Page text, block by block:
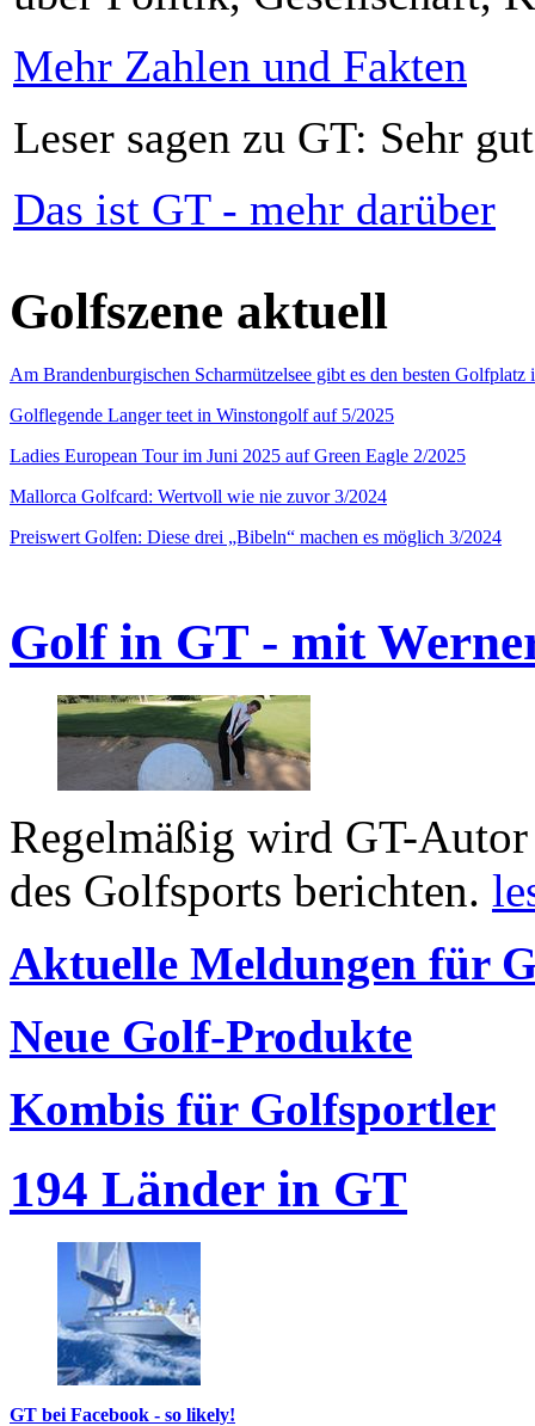
Mehr Zahlen und Fakten
Leser sagen zu GT: Sehr
Das ist GT - mehr darüber
Golfszene aktuell
Am Brandenburgischen Scharmützelsee gibt es den besten
Golflegende Langer teet in Winstongolf auf 5/2025
Ladies European Tour im Juni 2025 auf Green Eagle 2/2025
Mallorca Golfcard: Wertvoll wie nie zuvor 3/2024
Preiswert Golfen: Diese drei „Bibeln“ machen es möglich 3/2024
Golf in GT - mit
Regelmäßig wird GT-
des Golfsports berichten.
Aktuelle Meldungen für
Neue Golf-Produkte
Kombis für Golfsportler
194 Länder in GT
GT bei Facebook - so likely!